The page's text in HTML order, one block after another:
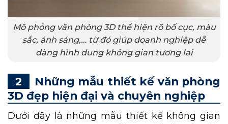
Mô phỏng văn phòng 3D thể hiện rõ bố cục, màu
sắc, ánh sáng,… từ đó giúp doanh nghiệp dễ
dàng hình dung không gian tương lai
Những mẫu thiết kế văn phòng
3D đẹp hiện đại và chuyên nghiệp
Dưới đây là những mẫu thiết kế không gian